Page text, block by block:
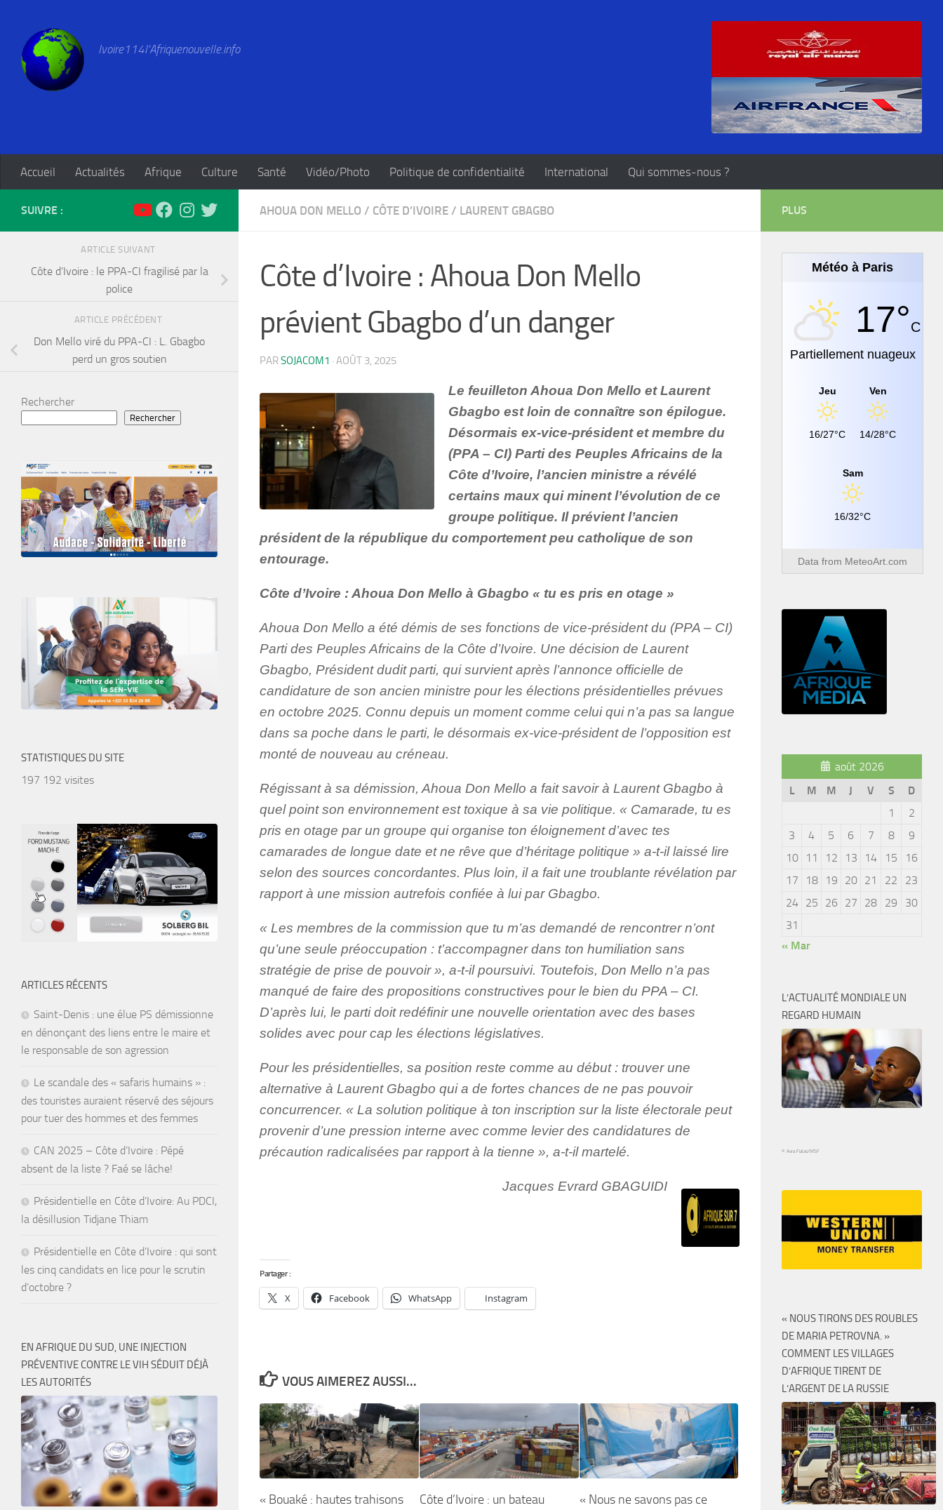
Ivoire114l'Afriquenouvelle.info
Accueil Actualités Afrique Culture Santé Vidéo/Photo Politique de confidentialité International Qui sommes-nous ?
AHOUA DON MELLO / CÔTE D’IVOIRE / LAURENT GBAGBO
Côte d’Ivoire : Ahoua Don Mello
prévient Gbagbo d’un danger
PARSOJACOM1 · AOÛT 3, 2025
Le feuilleton Ahoua Don Mello et Laurent
Gbagbo est loin de connaître son épilogue.
Désormais ex-vice-président et membre du
(PPA – CI) Parti des Peuples Africains de la
Côte d’Ivoire, l’ancien ministre a révélé
certains maux qui minent l’évolution de ce
groupe politique. Il prévient l’ancien
président de la république du comportement peu catholique de son
entourage.
Côte d’Ivoire : Ahoua Don Mello à Gbagbo « tu es pris en otage »
Ahoua Don Mello a été démis de ses fonctions de vice-président du (PPA – CI)
Parti des Peuples Africains de la Côte d’Ivoire. Une décision de Laurent
Gbagbo, Président dudit parti, qui survient après l’annonce officielle de
candidature de son ancien ministre pour les élections présidentielles prévues
en octobre 2025. Connu depuis un moment comme celui qui n’a pas sa langue
dans sa poche dans le parti, le désormais ex-vice-président de l’opposition est
monté de nouveau au créneau.
Régissant à sa démission, Ahoua Don Mello a fait savoir à Laurent Gbagbo à
quel point son environnement est toxique à sa vie politique. « Camarade, tu es
pris en otage par un groupe qui organise ton éloignement d’avec tes
camarades de longue date et ne rêve que d’héritage politique » a-t-il laissé lire
selon des sources concordantes. Plus loin, il a fait une troublante révélation par
rapport à une mission autrefois confiée à lui par Gbagbo.
« Les membres de la commission que tu m’as demandé de rencontrer n’ont
qu’une seule préoccupation : t’accompagner dans ton humiliation sans
stratégie de prise de pouvoir », a-t-il poursuivi. Toutefois, Don Mello n’a pas
manqué de faire des propositions constructives pour le bien du PPA – CI.
D’après lui, le parti doit redéfinir une nouvelle orientation avec des bases
solides avec pour cap les élections législatives.
Pour les présidentielles, sa position reste comme au début : trouver une
alternative à Laurent Gbagbo qui a de fortes chances de ne pas pouvoir
concurrencer. « La solution politique à ton inscription sur la liste électorale peut
provenir d’une pression interne avec comme levier des candidatures de
précaution radicalisées par rapport à la tienne », a-t-il martelé.
Jacques Evrard GBAGUIDI
Partager :
X Facebook WhatsApp Instagram
VOUS AIMEREZ AUSSI...
« Bouaké : hautes trahisons
Côte d’Ivoire : un bateau
« Nous ne savons pas ce
SUIVRE :
ARTICLE SUIVANT
Côte d’Ivoire : le PPA-CI fragilisé par la
police
ARTICLE PRÉCÉDENT
Don Mello viré du PPA-CI : L. Gbagbo
perd un gros soutien
Rechercher
Rechercher
STATISTIQUES DU SITE
197 192 visites
ARTICLES RÉCENTS
Saint-Denis : une élue PS démissionne
en dénonçant des liens entre le maire et
le responsable de son agression
Le scandale des « safaris humains » :
des touristes auraient réservé des séjours
pour tuer des hommes et des femmes
CAN 2025 – Côte d’Ivoire : Pépé
absent de la liste ? Faé se lâche!
Présidentielle en Côte d’Ivoire: Au PDCI,
la désillusion Tidjane Thiam
Présidentielle en Côte d’Ivoire : qui sont
les cinq candidats en lice pour le scrutin
d’octobre ?
EN AFRIQUE DU SUD, UNE INJECTION
PRÉVENTIVE CONTRE LE VIH SÉDUIT DÉJÀ
LES AUTORITÉS
PLUS
Météo à Paris
17°C
Partiellement nuageux
Jeu
16/27°C
Ven
14/28°C
Sam
16/32°C
Data from MeteoArt.com
août 2026
L
M M J V S
D
1
2
3
4 5 6 7 8
9
10
11 12 13 14 15
16
17
18 19 20 21 22
23
24
25 26 27 28 29
30
31
« Mar
L’ACTUALITÉ MONDIALE UN
REGARD HUMAIN
© Avra Fialas/MSF
« NOUS TIRONS DES ROUBLES
DE MARIA PETROVNA. »
COMMENT LES VILLAGES
D’AFRIQUE TIRENT DE
L’ARGENT DE LA RUSSIE